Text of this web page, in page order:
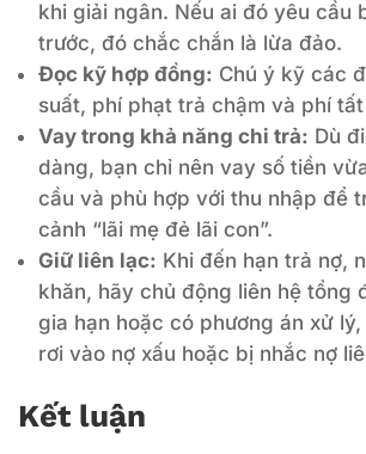
khi giải ngân. Nếu ai đó yêu cầu
trước, đó chắc chắn là lừa đảo.
Đọc kỹ hợp đồng: Chú ý kỹ các
suất, phí phạt trả chậm và phí
Vay trong khả năng chi trả: Dù
dàng, bạn chỉ nên vay số tiền
cầu và phù hợp với thu nhập để
cảnh “lãi mẹ đẻ lãi con”.
Giữ liên lạc: Khi đến hạn trả nợ,
khăn, hãy chủ động liên hệ tổng
gia hạn hoặc có phương án xử
rơi vào nợ xấu hoặc bị nhắc nợ
Kết luận